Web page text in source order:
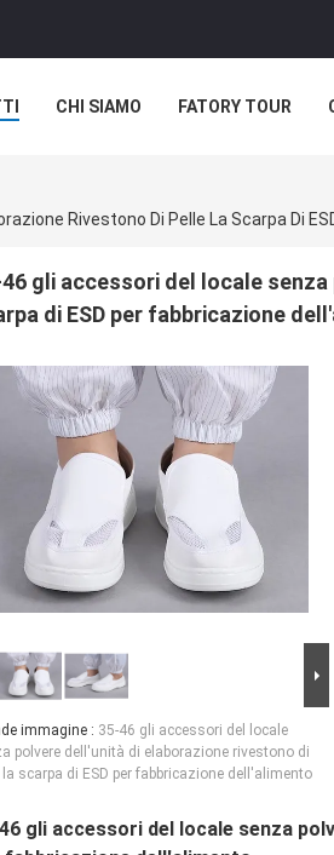
CHI SIAMO FATORY TOUR
Rivestono Di Pelle La Scarpa Di
gli accessori del locale
di ESD per fabbricazione
immagine : 35-46 gli accessori del locale
polvere dell'unità di elaborazione rivestono di
la scarpa di ESD per fabbricazione dell'alimento
gli accessori del locale senza